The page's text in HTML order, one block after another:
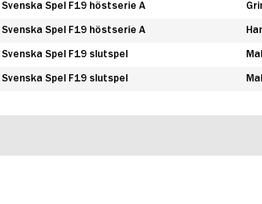
Svenska Spel F19 höstserie A
Svenska Spel F19 höstserie A
Svenska Spel F19 slutspel
Svenska Spel F19 slutspel